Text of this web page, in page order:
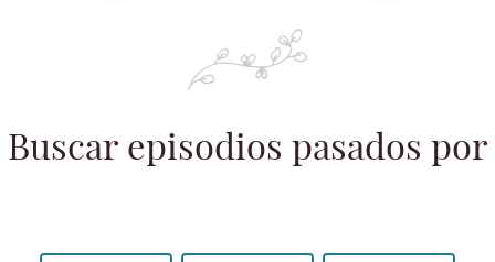
Buscar episodios pasados por